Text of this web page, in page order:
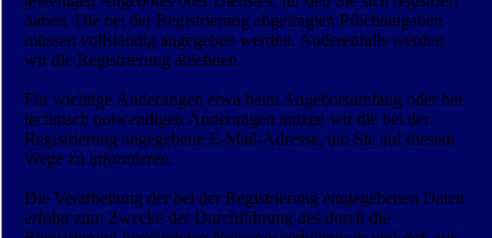
haben. Die bei der Registrierung abgefragten Pflichtangaben
müssen vollständig angegeben werden. Anderenfalls werden
wir die Registrierung ablehnen.
Für wichtige Änderungen etwa beim Angebotsumfang oder bei
technisch notwendigen Änderungen nutzen wir die bei der
Registrierung angegebene E-Mail-Adresse, um Sie auf diesem
Wege zu informieren.
Die Verarbeitung der bei der Registrierung eingegebenen Daten
erfolgt zum Zwecke der Durchführung des durch die